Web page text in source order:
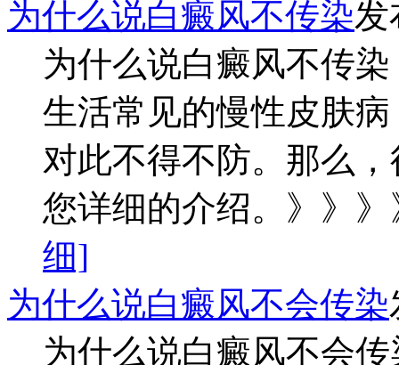
为什么说白癜风不传染发
为什么说白癜风不传
生活常见的慢性皮肤
对此不得不防。那么
您详细的介绍。》》
细]
为什么说白癜风不会传染
为什么说白癜风不会